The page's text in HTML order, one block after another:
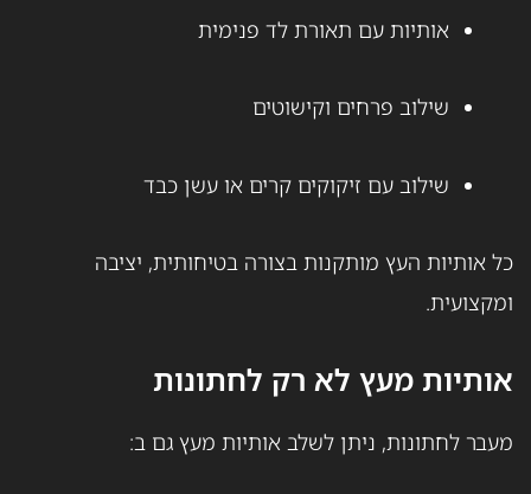
אותיות עם תאורת לד פנימית
שילוב פרחים וקישוטים
שילוב עם זיקוקים קרים או עשן כבד
כל אותיות העץ מותקנות בצורה בטיחותית, יציבה
ומקצועית.
אותיות מעץ לא רק לחתונות
מעבר לחתונות, ניתן לשלב אותיות מעץ גם ב: